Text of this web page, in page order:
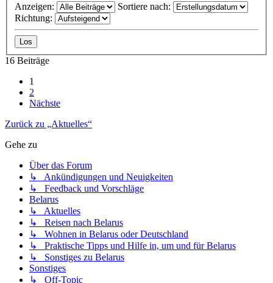
Anzeigen:
Sortiere nach:
Richtung:
16 Beiträge
1
2
Nächste
Zurück zu „Aktuelles“
Gehe zu
Über das Forum
↳ Ankündigungen und Neuigkeiten
↳ Feedback und Vorschläge
Belarus
↳ Aktuelles
↳ Reisen nach Belarus
↳ Wohnen in Belarus oder Deutschland
↳ Praktische Tipps und Hilfe in, um und für Belarus
↳ Sonstiges zu Belarus
Sonstiges
↳ Off-Topic